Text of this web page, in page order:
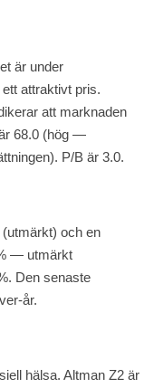
är under
attraktivt pris.
att marknaden
68.0 (hög —
P/B är 3.0.
och en
— utmärkt
Den senaste
år.
hälsa. Altman Z2 är